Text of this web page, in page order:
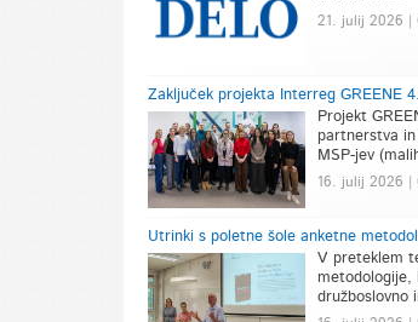
21. julij 2026 |
Zaključek projekta Interreg GREENE
Projekt
partnerstva
MSP-jev
16. julij 2026 |
Utrinki s poletne šole anketne
V preteklem
metodologije,
družboslovno